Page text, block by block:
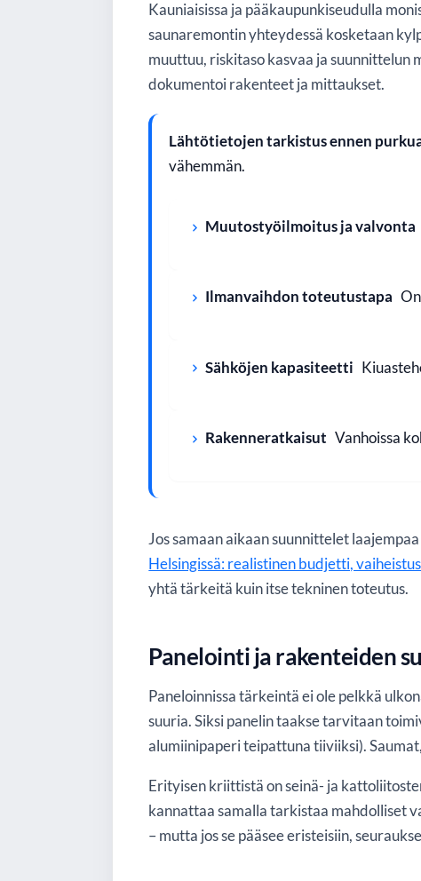
Kauniaisissa ja pääkaupunkiseudulla
saunaremontin yhteydessä kosketaan
muuttuu, riskitaso kasvaa ja
dokumentoi rakenteet ja mittaukset.
Lähtötietojen tarkistus ennen
vähemmän.
Muutostyöilmoitus ja valvonta
Ilmanvaihdon toteutustapa
Sähköjen kapasiteetti
Rakenneratkaisut Vanhoissa
Jos samaan aikaan suunnittelet
Helsingissä: realistinen budjetti,
yhtä tärkeitä kuin itse tekninen toteutus.
Panelointi ja rakenteiden
Paneloinnissa tärkeintä ei ole pelkkä
suuria. Siksi panelin taakse tarvitaan
alumiinipaperi teipattuna tiiviiksi).
Erityisen kriittistä on seinä- ja
kannattaa samalla tarkistaa mahdolliset
– mutta jos se pääsee eristeisiin,